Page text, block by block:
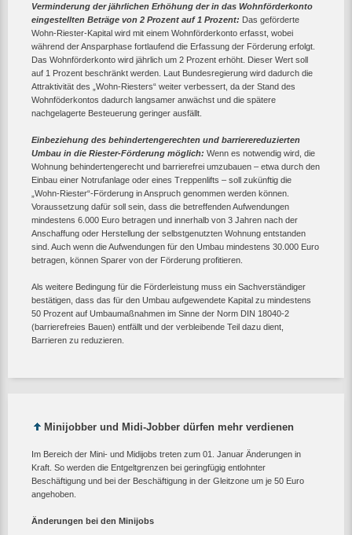
Verminderung der jährlichen Erhöhung der in das Wohnförderkonto
eingestellten Beträge von 2 Prozent auf 1 Prozent: Das geförderte
Wohn-Riester-Kapital wird mit einem Wohnförderkonto erfasst, wobei
während der Ansparphase fortlaufend die Erfassung der Förderung erfolgt.
Das Wohnförderkonto wird jährlich um 2 Prozent erhöht. Dieser Wert soll
auf 1 Prozent beschränkt werden. Laut Bundesregierung wird dadurch die
Attraktivität des „Wohn-Riesters“ weiter verbessert, da der Stand des
Wohnföderkontos dadurch langsamer anwächst und die spätere
nachgelagerte Besteuerung geringer ausfällt.
Einbeziehung des behindertengerechten und barrierereduzierten
Umbau in die Riester-Förderung möglich: Wenn es notwendig wird, die
Wohnung behindertengerecht und barrierefrei umzubauen – etwa durch den
Einbau einer Notrufanlage oder eines Treppenlifts – soll zukünftig die
„Wohn-Riester“-Förderung in Anspruch genommen werden können.
Voraussetzung dafür soll sein, dass die betreffenden Aufwendungen
mindestens 6.000 Euro betragen und innerhalb von 3 Jahren nach der
Anschaffung oder Herstellung der selbstgenutzten Wohnung entstanden
sind. Auch wenn die Aufwendungen für den Umbau mindestens 30.000 Euro
betragen, können Sparer von der Förderung profitieren.
Als weitere Bedingung für die Förderleistung muss ein Sachverständiger
bestätigen, dass das für den Umbau aufgewendete Kapital zu mindestens
50 Prozent auf Umbaumaßnahmen im Sinne der Norm DIN 18040-2
(barrierefreies Bauen) entfällt und der verbleibende Teil dazu dient,
Barrieren zu reduzieren.
Minijobber und Midi-Jobber dürfen mehr verdienen
Im Bereich der Mini- und Midijobs treten zum 01. Januar Änderungen in
Kraft. So werden die Entgeltgrenzen bei geringfügig entlohnter
Beschäftigung und bei der Beschäftigung in der Gleitzone um je 50 Euro
angehoben.
Änderungen bei den Minijobs